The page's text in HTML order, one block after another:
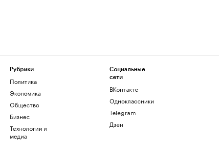
Рубрики
Политика
Экономика
Общество
Бизнес
Технологии и
медиа
Социальные
сети
ВКонтакте
Одноклассники
Telegram
Дзен